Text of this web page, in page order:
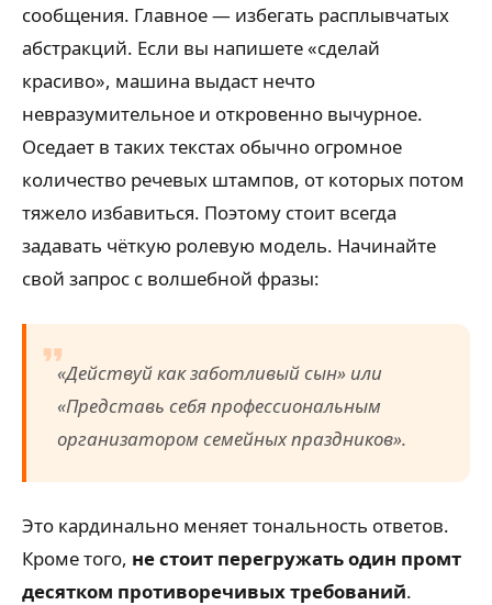
сообщения. Главное — избегать расплывчатых
абстракций. Если вы напишете «сделай
красиво», машина выдаст нечто
невразумительное и откровенно вычурное.
Оседает в таких текстах обычно огромное
количество речевых штампов, от которых потом
тяжело избавиться. Поэтому стоит всегда
задавать чёткую ролевую модель. Начинайте
свой запрос с волшебной фразы:
«Действуй как заботливый сын» или
«Представь себя профессиональным
организатором семейных праздников».
Это кардинально меняет тональность ответов.
Кроме того, не стоит перегружать один промт
десятком противоречивых требований.